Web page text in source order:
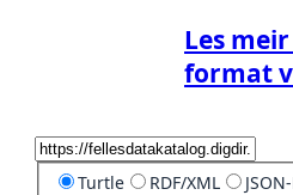
Les
format
Turtle RDF/XML